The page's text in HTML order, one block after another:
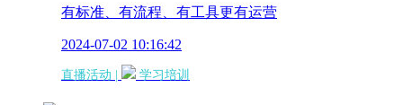
有标准、有流程、有工具更有运营
2024-07-02 10:16:42
直播活动 | 学习培训